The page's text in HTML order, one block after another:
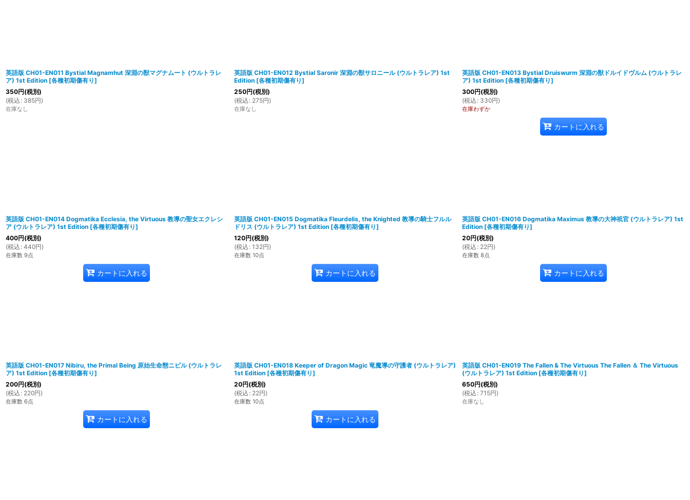
英語版 CH01-EN011 Bystial Magnamhut 深淵の獣マグナムート (ウルトラレ
ア) 1st Edition [各種初期傷有り]
350円(税別)
(税込 : 385円)
在庫なし
英語版 CH01-EN012 Bystial Saronir 深淵の獣サロニール (ウルトラレア) 1st
Edition [各種初期傷有り]
250円(税別)
(税込 : 275円)
在庫なし
英語版 CH01-EN013 Bystial Druiswurm 深淵の獣ドルイドヴルム (ウルトラレ
ア) 1st Edition [各種初期傷有り]
300円(税別)
(税込 : 330円)
在庫わずか
カートに入れる
英語版 CH01-EN014 Dogmatika Ecclesia, the Virtuous 教導の聖女エクレシ
ア (ウルトラレア) 1st Edition [各種初期傷有り]
400円(税別)
(税込 : 440円)
在庫数 9点
カートに入れる
英語版 CH01-EN015 Dogmatika Fleurdelis, the Knighted 教導の騎士フルル
ドリス (ウルトラレア) 1st Edition [各種初期傷有り]
120円(税別)
(税込 : 132円)
在庫数 10点
カートに入れる
英語版 CH01-EN016 Dogmatika Maximus 教導の大神祇官 (ウルトラレア) 1st
Edition [各種初期傷有り]
20円(税別)
(税込 : 22円)
在庫数 8点
カートに入れる
英語版 CH01-EN017 Nibiru, the Primal Being 原始生命態ニビル (ウルトラレ
ア) 1st Edition [各種初期傷有り]
200円(税別)
(税込 : 220円)
在庫数 6点
カートに入れる
英語版 CH01-EN018 Keeper of Dragon Magic 竜魔導の守護者 (ウルトラレア)
1st Edition [各種初期傷有り]
20円(税別)
(税込 : 22円)
在庫数 10点
カートに入れる
英語版 CH01-EN019 The Fallen & The Virtuous The Fallen ＆ The Virtuous
(ウルトラレア) 1st Edition [各種初期傷有り]
650円(税別)
(税込 : 715円)
在庫なし